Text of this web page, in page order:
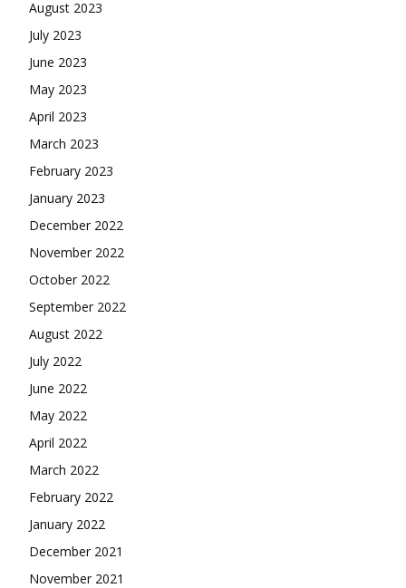
August 2023
July 2023
June 2023
May 2023
April 2023
March 2023
February 2023
January 2023
December 2022
November 2022
October 2022
September 2022
August 2022
July 2022
June 2022
May 2022
April 2022
March 2022
February 2022
January 2022
December 2021
November 2021